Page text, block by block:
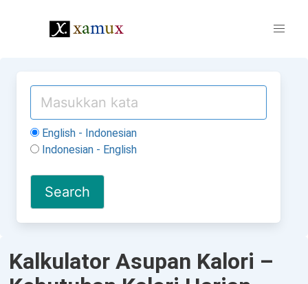
English - Indonesian
Indonesian - English
Kalkulator Asupan Kalori –